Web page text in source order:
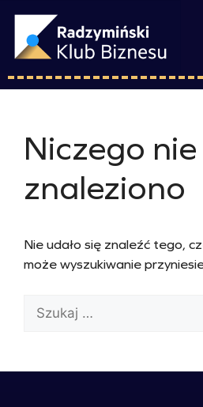
Niczego nie
znaleziono
Nie udało się znaleźć tego,
może wyszukiwanie